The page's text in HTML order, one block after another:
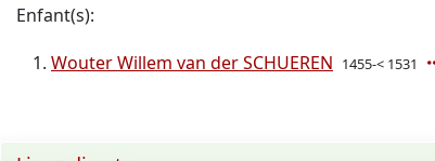
Enfant(s):
Wouter Willem van der SCHUEREN 1455-< 1531